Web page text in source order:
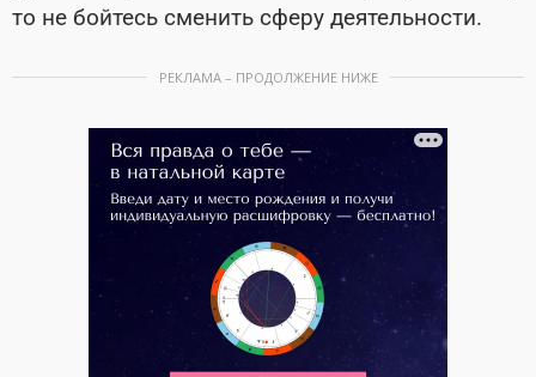
то не бойтесь сменить сферу деятельности.
РЕКЛАМА – ПРОДОЛЖЕНИЕ НИЖЕ